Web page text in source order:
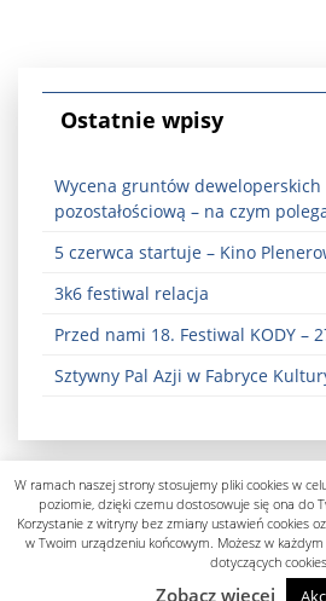
Ostatnie wpisy
Wycena gruntów deweloperskich
pozostałościową – na czym
5 czerwca startuje – Kino
3k6 festiwal relacja
Przed nami 18. Festiwal KODY –
Sztywny Pal Azji w Fabryce
Polityka prywatności
W ramach naszej strony stosujemy pliki cookies w
poziomie, dzięki czemu dostosowuje się ona do
Korzystanie z witryny bez zmiany ustawień cookies
w Twoim urządzeniu końcowym. Możesz w
dotyczących
Zobacz więcej